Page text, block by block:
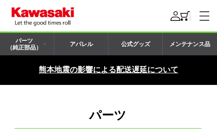
パーツ
（純正部品）
アパレル 公式グッズ メンテナンス品
熊本地震の影響による配送遅延について
パーツ